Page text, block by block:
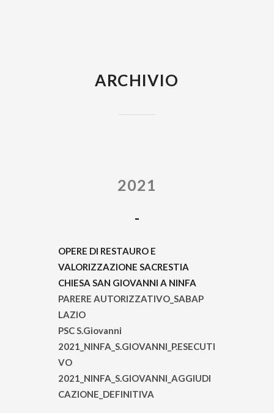
ARCHIVIO
2021
OPERE DI RESTAURO E
VALORIZZAZIONE SACRESTIA
CHIESA SAN GIOVANNI A NINFA
PARERE AUTORIZZATIVO_SABAP
LAZIO
PSC S.Giovanni
2021_NINFA_S.GIOVANNI_P.ESECUTI
VO
2021_NINFA_S.GIOVANNI_AGGIUDI
CAZIONE_DEFINITIVA